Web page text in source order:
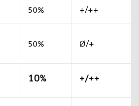
50% +/++
50% Ø/+
10% +/++